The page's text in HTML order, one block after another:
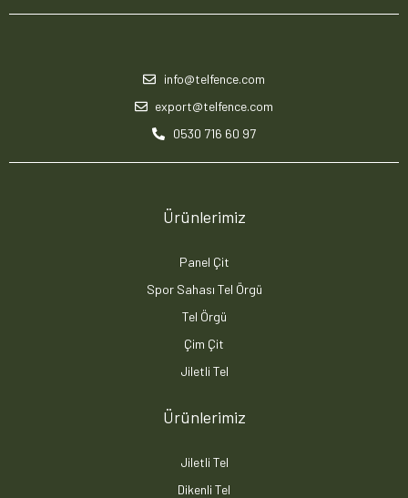
info@telfence.com
export@telfence.com
0530 716 60 97
Ürünlerimiz
Panel Çit
Spor Sahası Tel Örgü
Tel Örgü
Çim Çit
Jiletli Tel
Ürünlerimiz
Jiletli Tel
Dikenli Tel